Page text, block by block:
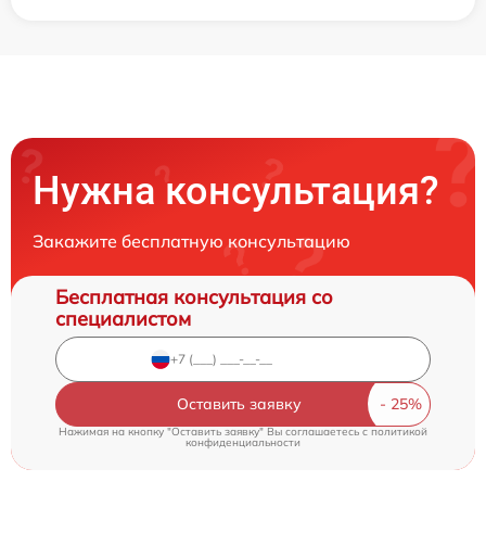
Нужна консультация?
Закажите бесплатную консультацию
Бесплатная консультация со
специалистом
Оставить заявку
Нажимая на кнопку "Оставить заявку" Вы соглашаетесь cполитикой
конфиденциальности